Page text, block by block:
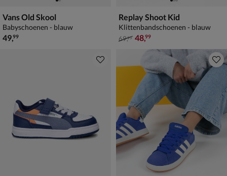
Vans Old Skool
Babyschoenen - blauw
€ 49,99
49,99
Replay Shoot Kid
Klittenbandschoenen - blauw
van € 69,99 voor € 48,99
69,99 48,99